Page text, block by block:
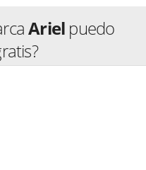
Ariel puedo